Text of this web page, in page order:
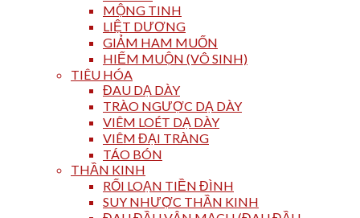
MỘNG TINH
LIỆT DƯƠNG
GIẢM HAM MUỐN
HIẾM MUỘN (VÔ SINH)
TIÊU HÓA
ĐAU DẠ DÀY
TRÀO NGƯỢC DẠ DÀY
VIÊM LOÉT DẠ DÀY
VIÊM ĐẠI TRÀNG
TÁO BÓN
THẦN KINH
RỐI LOẠN TIỀN ĐÌNH
SUY NHƯỢC THẦN KINH